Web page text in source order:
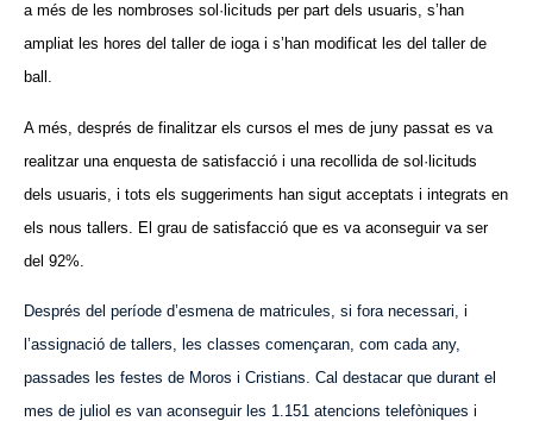
a més de les nombroses sol·licituds per part dels usuaris, s’han
ampliat les hores del taller de ioga i s’han modificat les del taller de
ball.
A més, després de finalitzar els cursos el mes de juny passat es va
realitzar una enquesta de satisfacció i una recollida de sol·licituds
dels usuaris, i tots els suggeriments han sigut acceptats i integrats en
els nous tallers. El grau de satisfacció que es va aconseguir va ser
del 92%.
Després del període d’esmena de matricules, si fora necessari, i
l’assignació de tallers, les classes començaran, com cada any,
passades les festes de Moros i Cristians. Cal destacar que durant el
mes de juliol es van aconseguir les 1.151 atencions telefòniques i